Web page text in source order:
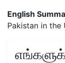
English
Pakistan in the